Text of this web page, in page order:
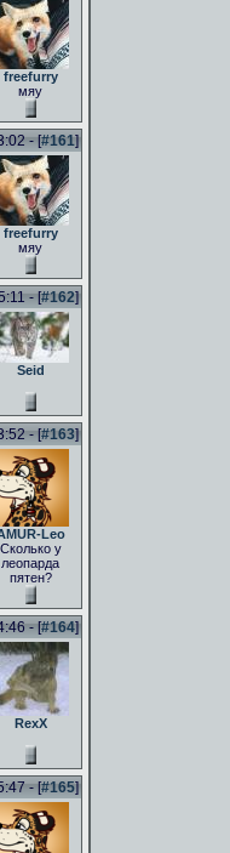
freefurry
мяу
- [#161]
freefurry
мяу
- [#162]
Seid
- [#163]
Leo
Сколько у
леопарда
пятен?
- [#164]
RexX
- [#165]